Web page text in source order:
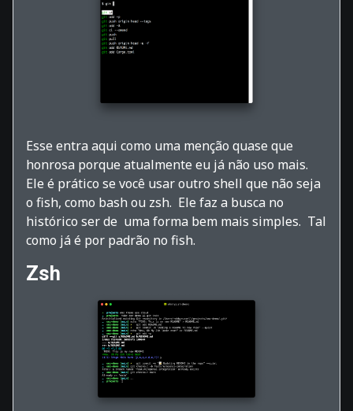
Esse entra aqui como uma menção quase que
honrosa porque atualmente eu já não uso mais.
Ele é prático se você usar outro shell que não seja
o fish, como bash ou zsh. Ele faz a busca no
histórico ser de uma forma bem mais simples. Tal
como já é por padrão no fish.
Zsh